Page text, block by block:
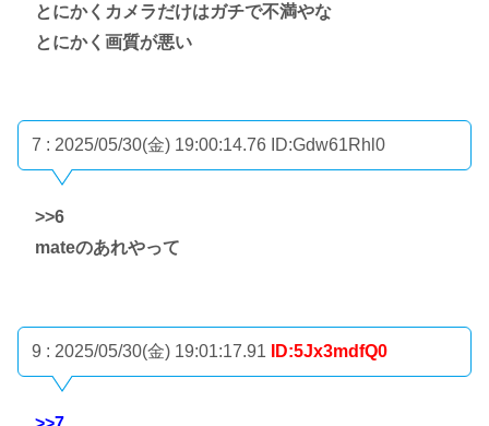
とにかくカメラだけはガチで不満やな
とにかく画質が悪い
7 : 2025/05/30(金) 19:00:14.76 ID:Gdw61Rhl0
>>6
mateのあれやって
9 : 2025/05/30(金) 19:01:17.91 ID:5Jx3mdfQ0